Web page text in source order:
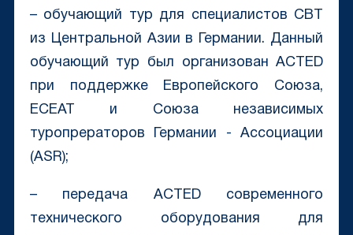
– обучающий тур для специалистов CBT
из Центральной Азии в Германии. Данный
обучающий тур был организован ACTED
при поддержке Европейского Союза,
ECEAT и Союза независимых
туропрераторов Германии - Ассоциации
(ASR);
– передача ACTED современного
технического оборудования для